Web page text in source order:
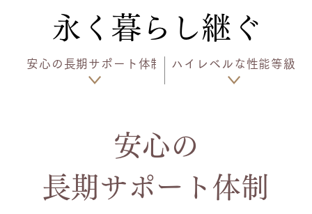
永く暮らし継ぐ
安心の長期サポート体制 ハイレベルな性能等級
安心の
長期サポート体制